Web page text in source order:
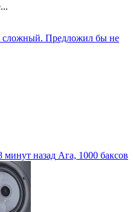
сложный. Предложил бы не
минут назад Ага, 1000 баксов